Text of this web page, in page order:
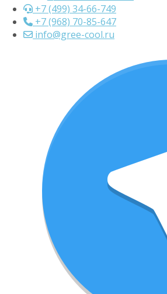
+7 (499) 34-66-749
+7 (968) 70-85-647
info@gree-cool.ru